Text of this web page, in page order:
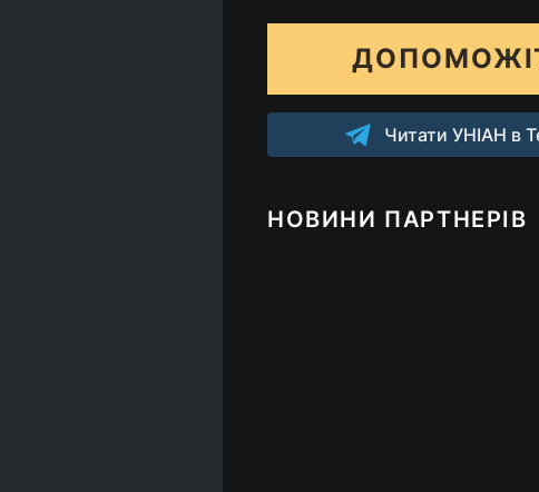
Читати УНІАН в
НОВИНИ ПАРТНЕРІВ